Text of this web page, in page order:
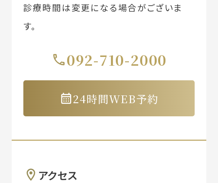
診療時間は変更になる場合がございま
す。
092-710-2000
24時間WEB予約
アクセス